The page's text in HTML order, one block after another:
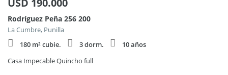
USD 190.000
Rodríguez Peña 256 200
La Cumbre, Punilla
180 m² cubie.
3 dorm.
10 años
Casa Impecable Quincho full